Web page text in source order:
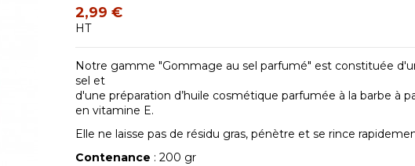
2,99 €
HT
Notre gamme "Gommage au sel parfumé" est constituée
sel et
d'une préparation d’huile cosmétique parfumée à la barbe à
en vitamine E.
Elle ne laisse pas de résidu gras, pénètre et se rince
Contenance : 200 gr